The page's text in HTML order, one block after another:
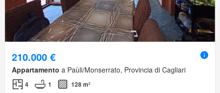
210.000 €
Appartamento a Paùli/Monserrato, Provincia di Cagliari
4 1
128 m²